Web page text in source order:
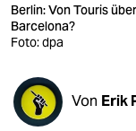
veranstaltungen
shop
fragen & hilfe
unterstützen
Berlin: Von Touris
Barcelona?
Foto: dpa
Von Erik